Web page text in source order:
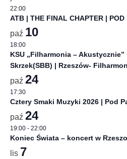
22:00
ATB | THE FINAL CHAPTER | POD
paź 10
18:00
KSU „Filharmonia –
Skrzek(SBB) | Rzeszów-
paź 24
17:30
Cztery Smaki Muzyki 2026 | Pod
paź 24
19:00 - 22:00
Koniec Świata – koncert w
lis 7